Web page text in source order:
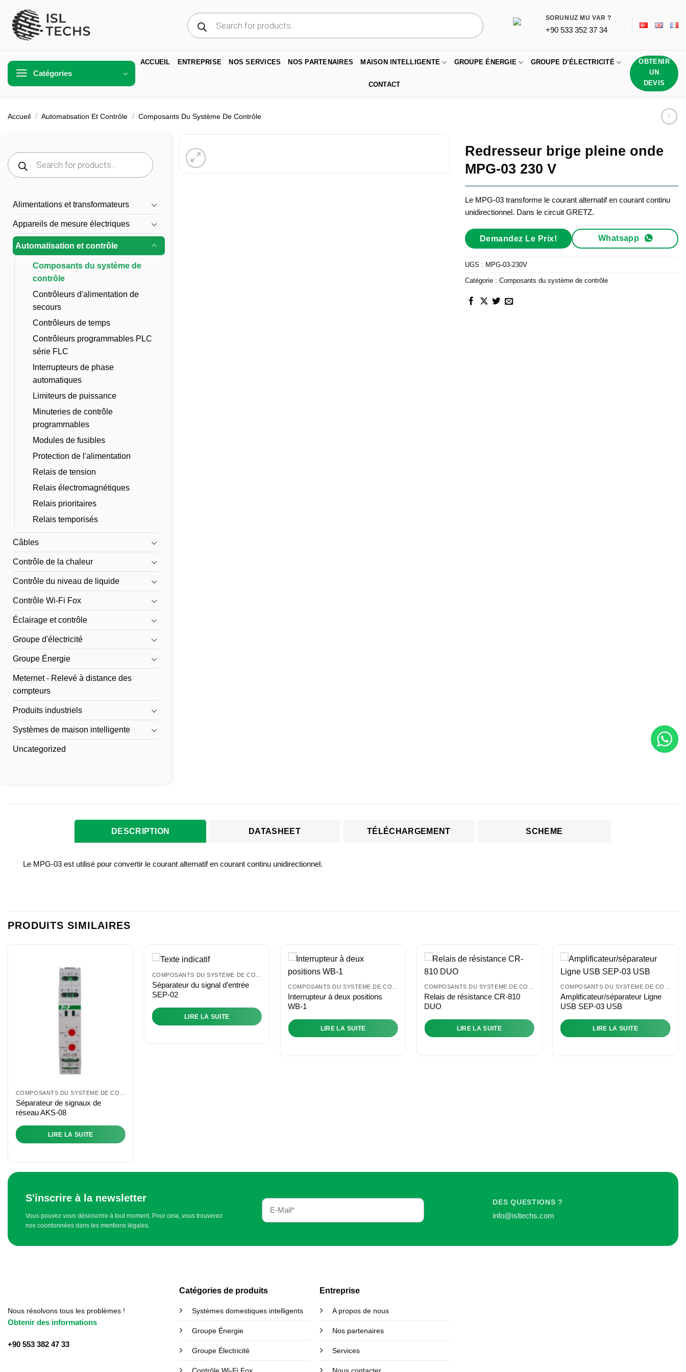
contenu
Recherche
de
produits
SORUNUZ MU VAR ?
+90 533 352 37 34
Catégories
ACCUEIL ENTREPRISE NOS SERVICES NOS PARTENAIRES MAISON INTELLIGENTE GROUPE ÉNERGIE GROUPE D’ÉLECTRICITÉ
CONTACT
OBTENIR
UN
DEVIS
Accueil / Automatisation Et Contrôle / Composants Du Système De Contrôle
Redresseur brige pleine onde
MPG-03 230 V
Le MPG-03 transforme le courant alternatif en courant continu
unidirectionnel. Dans le circuit GRETZ.
Demandez Le Prix! Whatsapp
UGS : MPG-03-230V
Catégorie : Composants du système de contrôle
Recherche
de
produits
Alimentations et transformateurs
Appareils de mesure électriques
Automatisation et contrôle
Composants du système de
contrôle
Contrôleurs d'alimentation de
secours
Contrôleurs de temps
Contrôleurs programmables PLC
série FLC
Interrupteurs de phase
automatiques
Limiteurs de puissance
Minuteries de contrôle
programmables
Modules de fusibles
Protection de l'alimentation
Relais de tension
Relais électromagnétiques
Relais prioritaires
Relais temporisés
Câbles
Contrôle de la chaleur
Contrôle du niveau de liquide
Contrôle Wi-Fi Fox
Éclairage et contrôle
Groupe d'électricité
Groupe Énergie
Meternet - Relevé à distance des
compteurs
Produits industriels
Systèmes de maison intelligente
Uncategorized
DESCRIPTION DATASHEET TÉLÉCHARGEMENT SCHEME
Le MPG-03 est utilisé pour convertir le courant alternatif en courant continu unidirectionnel.
PRODUITS SIMILAIRES
Séparateur de signaux de
réseau AKS-08
LIRE LA SUITE
Séparateur du signal d’entrée
SEP-02
LIRE LA SUITE
Interrupteur à deux positions
WB-1
LIRE LA SUITE
Relais de résistance CR-810
DUO
LIRE LA SUITE
Amplificateur/séparateur Ligne
USB SEP-03 USB
LIRE LA SUITE
S'inscrire à la newsletter
Vous pouvez vous désinscrire à tout moment. Pour cela, vous trouverez
nos coordonnées dans les mentions légales.
DES QUESTIONS ?
info@isltechs.com
Nous résolvons tous les problèmes !
Obtenir des informations
+90 553 382 47 33
Catégories de produits
Systèmes domestiques intelligents
Groupe Énergie
Groupe Électricité
Entreprise
A propos de nous
Nos partenaires
Services